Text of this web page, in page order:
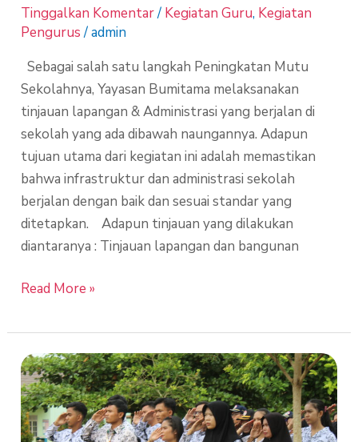
Tinggalkan Komentar/ Kegiatan Guru, Kegiatan
Pengurus/admin
Sebagai salah satu langkah Peningkatan Mutu
Sekolahnya, Yayasan Bumitama melaksanakan
tinjauan lapangan & Administrasi yang berjalan di
sekolah yang ada dibawah naungannya. Adapun
tujuan utama dari kegiatan ini adalah memastikan
bahwa infrastruktur dan administrasi sekolah
berjalan dengan baik dan sesuai standar yang
ditetapkan. Adapun tinjauan yang dilakukan
diantaranya : Tinjauan lapangan dan bangunan
Read More »
Pelaksanaan
Upacara
Hari
Pendidikan